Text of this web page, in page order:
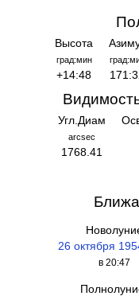
Высота
град:мин
+14:48
Угл.Диам
arcsec
1768.41
26 октября
в 20:47